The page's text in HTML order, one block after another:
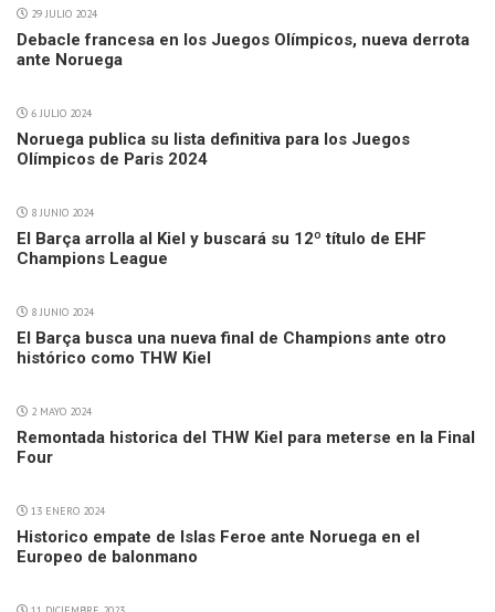
29 JULIO 2024
Debacle francesa en los Juegos Olímpicos, nueva derrota
ante Noruega
6 JULIO 2024
Noruega publica su lista definitiva para los Juegos
Olímpicos de Paris 2024
8 JUNIO 2024
El Barça arrolla al Kiel y buscará su 12º título de EHF
Champions League
8 JUNIO 2024
El Barça busca una nueva final de Champions ante otro
histórico como THW Kiel
2 MAYO 2024
Remontada historica del THW Kiel para meterse en la Final
Four
13 ENERO 2024
Historico empate de Islas Feroe ante Noruega en el
Europeo de balonmano